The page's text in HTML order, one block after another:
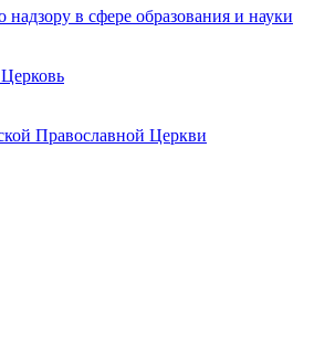
в сфере образования и науки
Православной Церкви